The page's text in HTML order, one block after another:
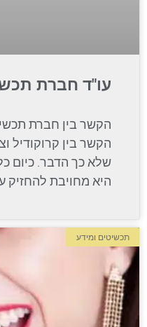
עו"ד חברת
הקשר בין חברת
הקשר בין קרוקודיל
שלא כך הדבר. כיום
היא מחויבת להחזיק
תכשיטים ומידע